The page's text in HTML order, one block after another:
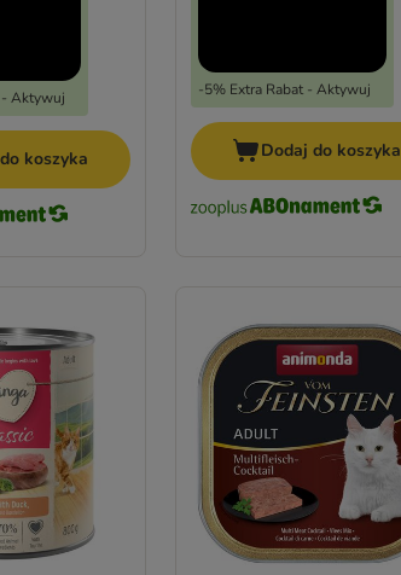
- Aktywuj
koszyka
-5% Extra Rabat - Aktywuj
Dodaj do koszyka